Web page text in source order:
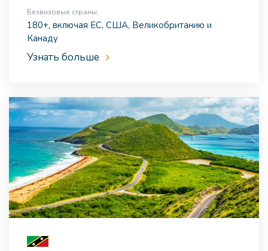
Безвизовые страны:
180+, включая ЕС, США, Великобританию и
Канаду
Узнать больше